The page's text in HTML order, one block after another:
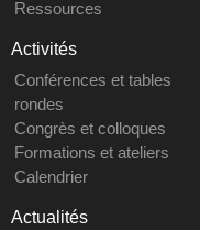
Ressources
Activités
Conférences et tables
rondes
Congrès et colloques
Formations et ateliers
Calendrier
Actualités